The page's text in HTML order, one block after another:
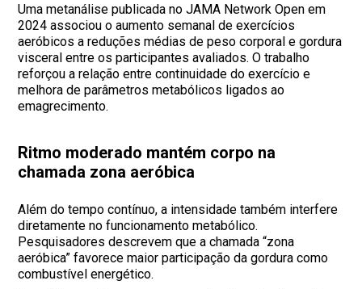
Uma metanálise publicada no JAMA Network Open em
2024 associou o aumento semanal de exercícios
aeróbicos a reduções médias de peso corporal e gordura
visceral entre os participantes avaliados. O trabalho
reforçou a relação entre continuidade do exercício e
melhora de parâmetros metabólicos ligados ao
emagrecimento.
Ritmo moderado mantém corpo na
chamada zona aeróbica
Além do tempo contínuo, a intensidade também interfere
diretamente no funcionamento metabólico.
Pesquisadores descrevem que a chamada “zona
aeróbica” favorece maior participação da gordura como
combustível energético.